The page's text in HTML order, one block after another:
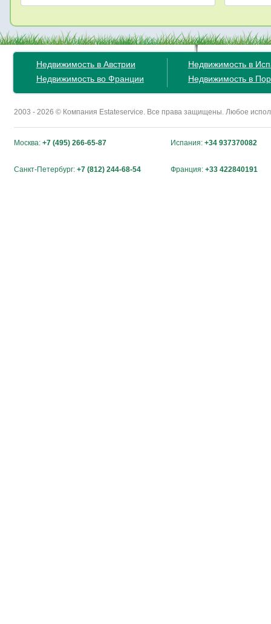
Недвижимость в Австрии
Недвижимость во Франции
Недвижимость в
Недвижимость в
2003 - 2026 © Компания Estateservice. Все права защищены. Любое
Москва: +7 (495) 266-65-87 Испания: +34 937370082
Санкт-Петербург: +7 (812) 244-68-54 Франция: +33 422840191